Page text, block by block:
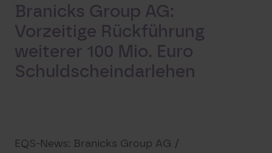
Branicks Group AG:
Vorzeitige Rückführung
weiterer 100 Mio. Euro
Schuldscheindarlehen
EQS-News: Branicks Group AG /